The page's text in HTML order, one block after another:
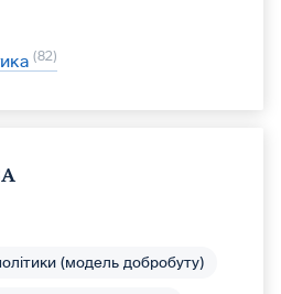
82
(модель добробуту)